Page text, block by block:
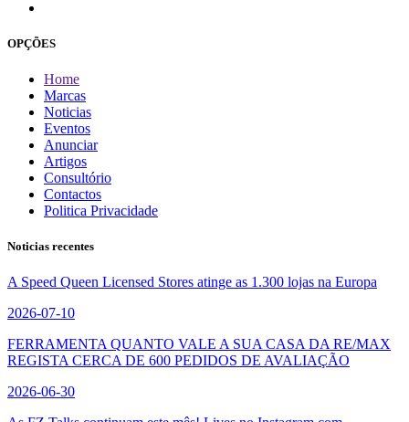
OPÇÕES
Home
Marcas
Noticias
Eventos
Anunciar
Artigos
Consultório
Contactos
Politica Privacidade
Noticias recentes
A Speed Queen Licensed Stores atinge as 1.300 lojas na Europa
2026-07-10
FERRAMENTA QUANTO VALE A SUA CASA DA RE/MAX
REGISTA CERCA DE 600 PEDIDOS DE AVALIAÇÃO
2026-06-30